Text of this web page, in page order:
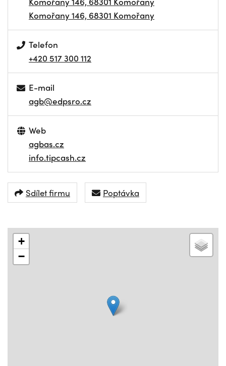
Komořany 146, 68301 Komořany
Telefon
+420 517 300 112
E-mail
agb@edpsro.cz
Web
agbas.cz
info.tipcash.cz
Sdílet firmu Poptávka
+
−